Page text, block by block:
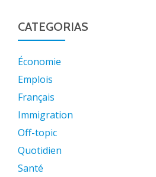
CATEGORIAS
Économie
Emplois
Français
Immigration
Off-topic
Quotidien
Santé